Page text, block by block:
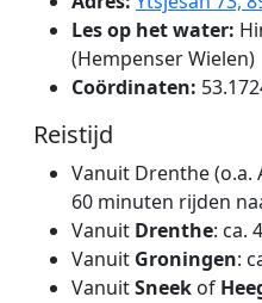
Les op het water:
(Hempenser Wielen)
Coördinaten:
Reistijd
Vanuit Drenthe (o.a.
60 minuten rijden
Vanuit Drenthe: ca.
Vanuit Groningen:
VanuitSneek of